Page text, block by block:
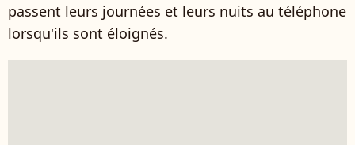
passent leurs journées et leurs nuits au téléphone
lorsqu'ils sont éloignés.